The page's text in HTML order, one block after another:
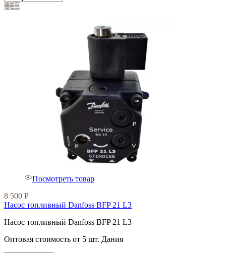
Посмотреть товар
8 500 Р
Насос топливный Danfoss BFP 21 L3
Насос топливный Danfoss BFP 21 L3
Оптовая стоимость от 5 шт. Дания